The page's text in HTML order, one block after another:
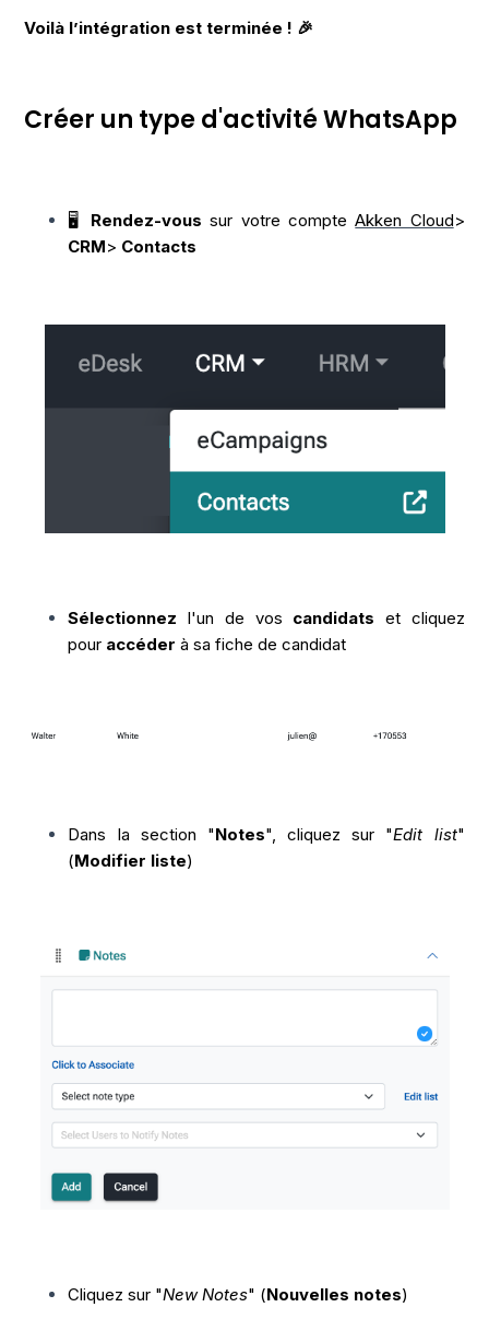
Voilà l’intégration est terminée ! 🎉
Créer un type d'activité WhatsApp
🖥️ Rendez-vous sur votre compteAkken Cloud>
CRM> Contacts
Sélectionnez l'un de vos candidats et cliquez
pour accéder à sa fiche de candidat
Dans la section "Notes", cliquez sur "Edit list"
(Modifier liste)
Cliquez sur "New Notes" (Nouvelles notes)